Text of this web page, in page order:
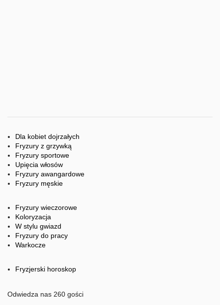
Dla kobiet dojrzałych
Fryzury z grzywką
Fryzury sportowe
Upięcia włosów
Fryzury awangardowe
Fryzury męskie
Fryzury wieczorowe
Koloryzacja
W stylu gwiazd
Fryzury do pracy
Warkocze
Fryzjerski horoskop
Odwiedza nas 260 gości